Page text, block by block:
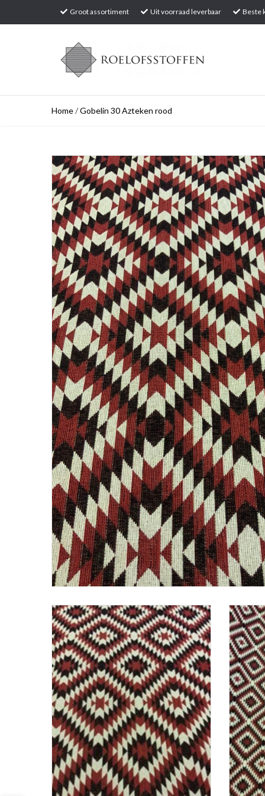
Groot assortiment Uit voorraad leverbaar Beste
Home/Gobelin 30 Azteken rood